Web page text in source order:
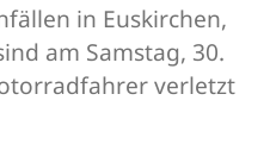
in Euskirchen,
am Samstag, 30.
verletzt